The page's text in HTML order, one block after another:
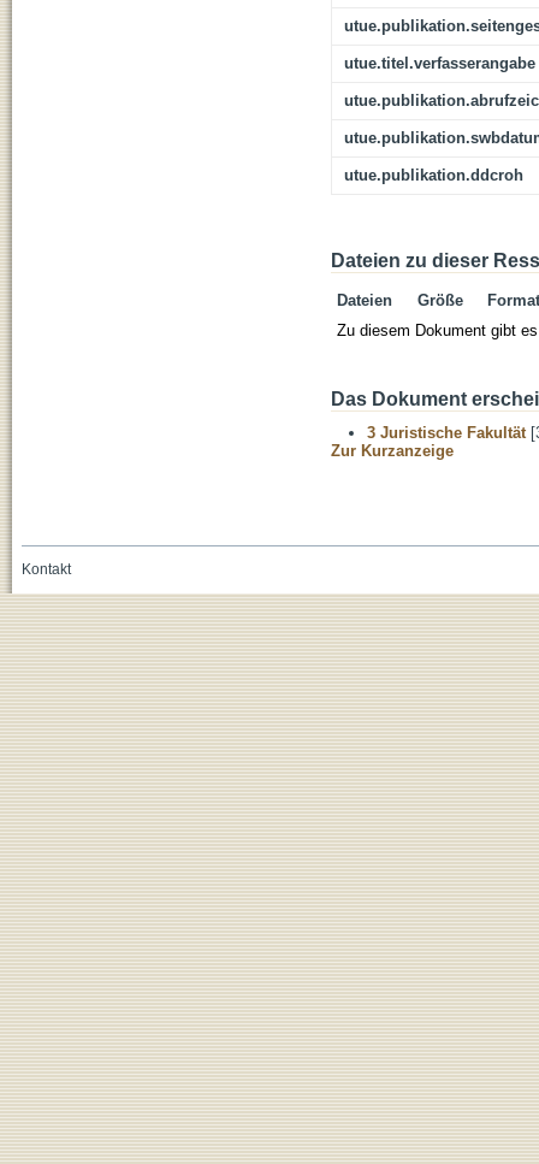
utue.titel.verfasserangabe
utue.publikation.ddcroh
Dateien zu dieser
Dateien Größe
Format
Zu diesem Dokument gibt
Das Dokument
3 Juristische Fakultät
Zur Kurzanzeige
Kontakt